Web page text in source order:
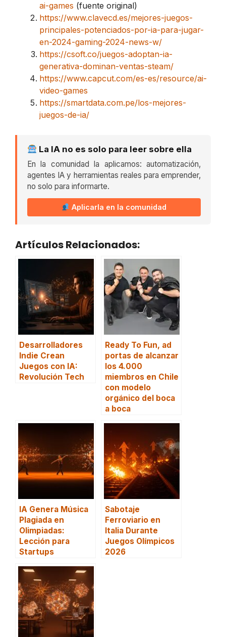
ai-games (fuente original)
https://www.clavecd.es/mejores-juegos-
principales-potenciados-por-ia-para-jugar-
en-2024-gaming-2024-news-w/
https://csoft.co/juegos-adoptan-ia-
generativa-dominan-ventas-steam/
https://www.capcut.com/es-es/resource/ai-
video-games
https://smartdata.com.pe/los-mejores-
juegos-de-ia/
La IA no es solo para leer sobre ella
En la comunidad la aplicamos: automatización,
agentes IA y herramientas reales para emprender,
no solo para informarte.
Aplicarla en la comunidad
Artículos Relacionados:
Desarrolladores
Indie Crean
Juegos con IA:
Revolución Tech
Ready To Fun, ad
portas de alcanzar
los 4.000
miembros en Chile
con modelo
orgánico del boca
a boca
IA Genera Música
Plagiada en
Olimpiadas:
Lección para
Startups
Sabotaje
Ferroviario en
Italia Durante
Juegos Olímpicos
2026